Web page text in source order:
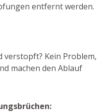
entfernt werden.
Kein Problem,
machen den Ablauf